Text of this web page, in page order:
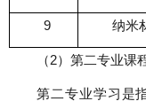
9 纳米
（2）第二专业课
第二专业学习是